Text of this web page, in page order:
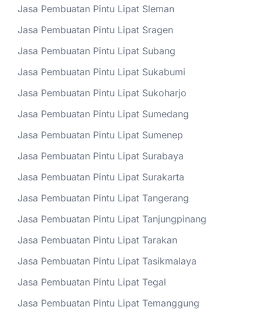
Jasa Pembuatan Pintu Lipat Sleman
Jasa Pembuatan Pintu Lipat Sragen
Jasa Pembuatan Pintu Lipat Subang
Jasa Pembuatan Pintu Lipat Sukabumi
Jasa Pembuatan Pintu Lipat Sukoharjo
Jasa Pembuatan Pintu Lipat Sumedang
Jasa Pembuatan Pintu Lipat Sumenep
Jasa Pembuatan Pintu Lipat Surabaya
Jasa Pembuatan Pintu Lipat Surakarta
Jasa Pembuatan Pintu Lipat Tangerang
Jasa Pembuatan Pintu Lipat Tanjungpinang
Jasa Pembuatan Pintu Lipat Tarakan
Jasa Pembuatan Pintu Lipat Tasikmalaya
Jasa Pembuatan Pintu Lipat Tegal
Jasa Pembuatan Pintu Lipat Temanggung